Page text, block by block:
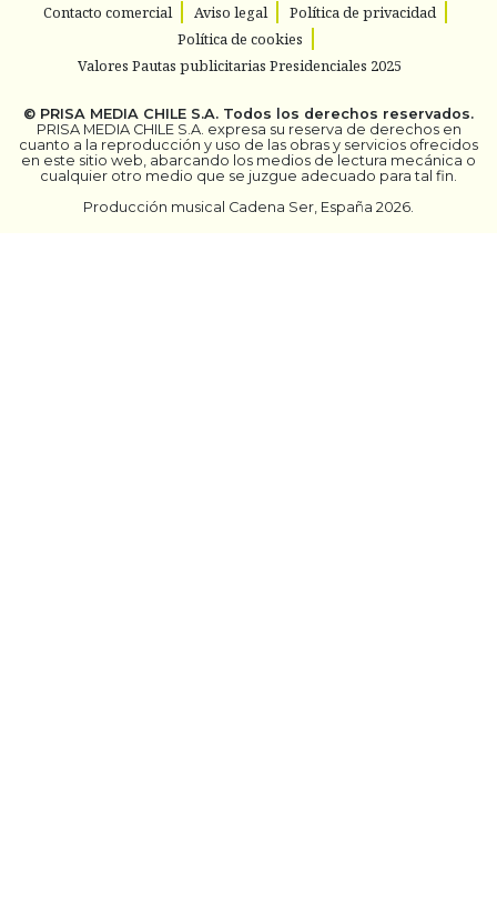
Contacto comercial Aviso legal
Política de privacidad
Política de cookies
Valores Pautas publicitarias Presidenciales 2025
© PRISA MEDIA CHILE S.A. Todos los derechos reservados.
PRISA MEDIA CHILE S.A. expresa su reserva de derechos en
cuanto a la reproducción y uso de las obras y servicios ofrecidos
en este sitio web, abarcando los medios de lectura mecánica o
cualquier otro medio que se juzgue adecuado para tal fin.
Producción musical Cadena Ser, España 2026.